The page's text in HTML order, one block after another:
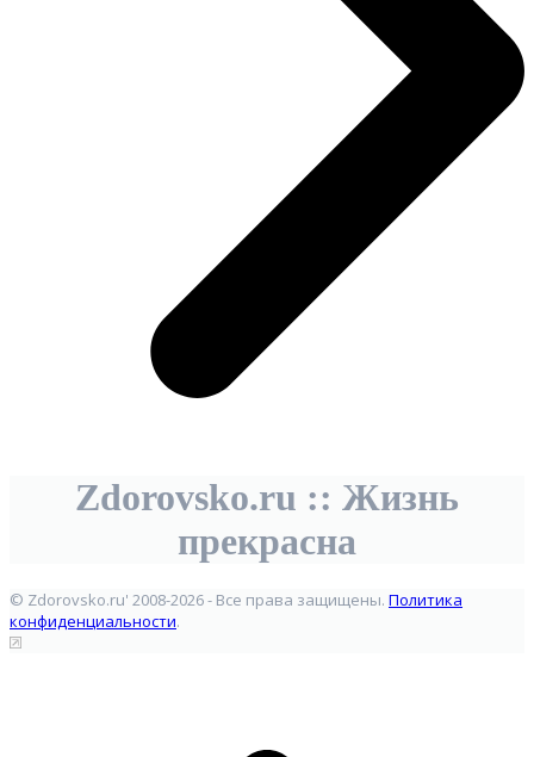
Zdorovsko.ru :: Жизнь
прекрасна
© Zdorovsko.ru' 2008-2026 - Все права защищены. Политика
конфиденциальности.